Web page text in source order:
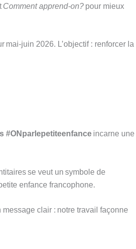
Comment apprend-on? pour mieux
juin 2026. L’objectif : renforcer la
#ONparlepetiteenfance incarne une
se veut un symbole de
enfance francophone.
clair : notre travail façonne